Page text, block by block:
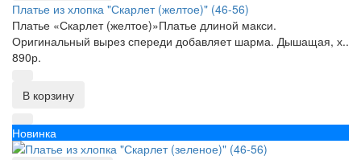
Платье из хлопка "Скарлет (желтое)" (46-56)
Платье «Скарлет (желтое)»Платье длиной макси.
Оригинальный вырез спереди добавляет шарма. Дышащая, х..
890р.
В корзину
Новинка